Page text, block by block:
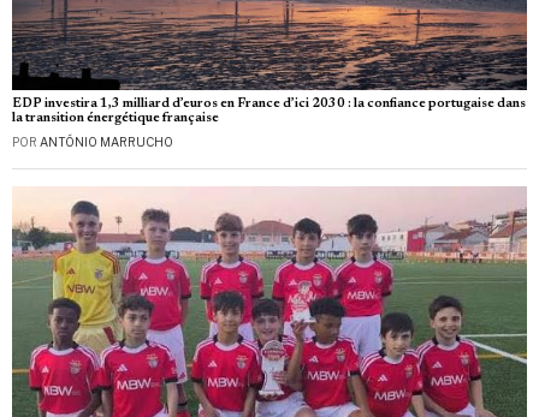
EDP investira 1,3 milliard d’euros en France d’ici 2030 : la confiance portugaise dans
la transition énergétique française
POR ANTÓNIO MARRUCHO